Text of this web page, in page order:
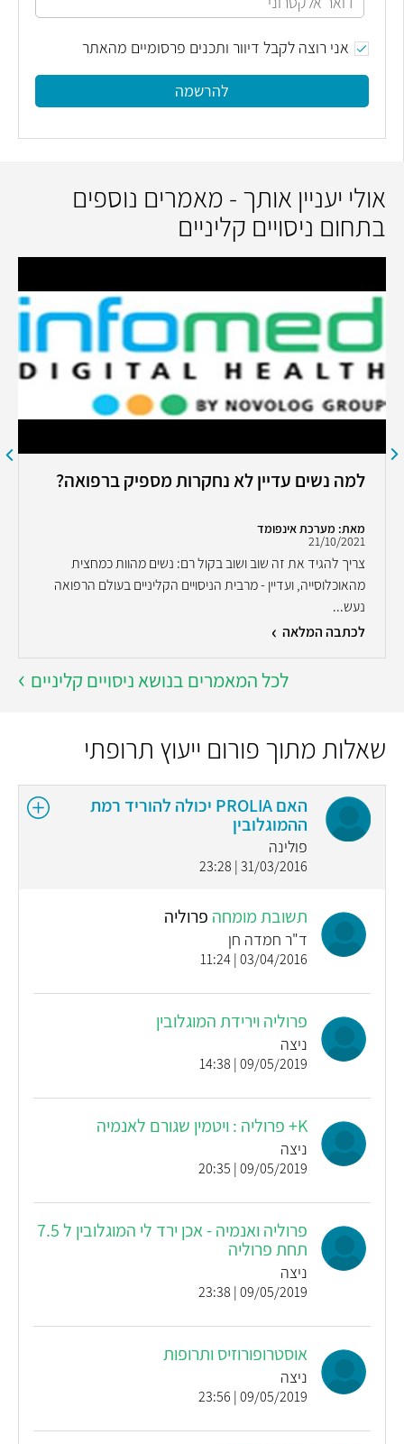
אני רוצה לקבל דיוור ותכנים פרסומיים מהאתר
להרשמה
אולי יעניין אותך - מאמרים נוספים
בתחום ניסויים קליניים
למה נשים עדיין לא נחקרות מספיק ברפואה?
מאת: מערכת אינפומד
21/10/2021
צריך להגיד את זה שוב ושוב בקול רם: נשים מהוות כמחצית
מהאוכלוסייה, ועדיין - מרבית הניסויים הקליניים בעולם הרפואה
נעש...
לכתבה המלאה
לכל המאמרים בנושא ניסויים קליניים
שאלות מתוך פורום ייעוץ תרופתי
האם PROLIA יכולה להוריד רמת
ההמוגלובין
פולינה
31/03/2016 | 23:28
תשובת מומחה פרוליה
ד"ר חמדה חן
03/04/2016 | 11:24
פרוליה וירידת המוגלובין
ניצה
09/05/2019 | 14:38
K+ פרוליה : ויטמין שגורם לאנמיה
ניצה
09/05/2019 | 20:35
פרוליה ואנמיה - אכן ירד לי המוגלובין ל 7.5
תחת פרוליה
ניצה
09/05/2019 | 23:38
אוסטרופורוזיס ותרופות
ניצה
09/05/2019 | 23:56